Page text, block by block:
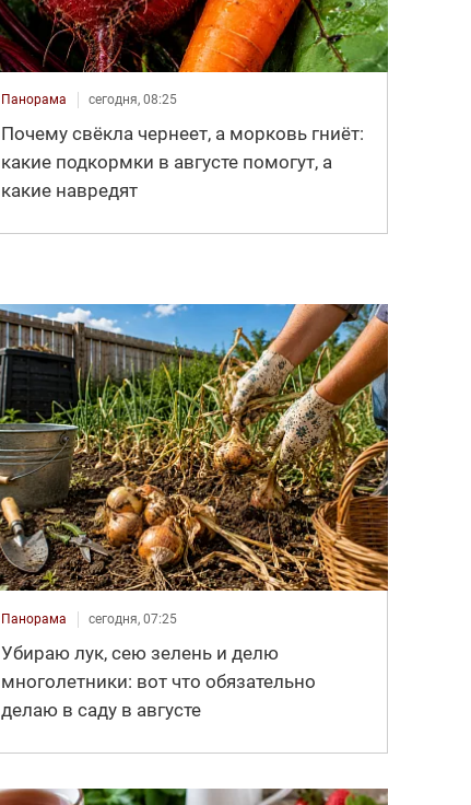
Панорама сегодня, 08:25
Почему свёкла чернеет, а морковь гниёт:
какие подкормки в августе помогут, а
какие навредят
Панорама сегодня, 07:25
Убираю лук, сею зелень и делю
многолетники: вот что обязательно
делаю в саду в августе